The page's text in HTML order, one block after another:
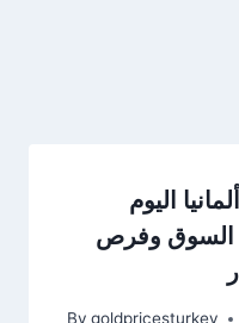
اليوم
تحليل السوق وفرص
By goldpricesturkey